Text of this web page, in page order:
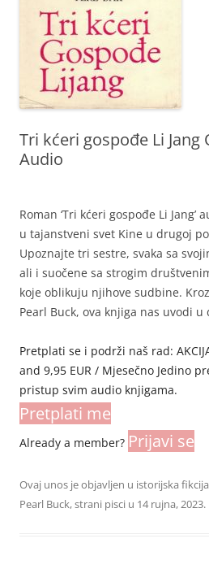
Tri kćeri gospođe Li Jang
Audio
Roman ‘Tri kćeri gospođe Li Jang’
u tajanstveni svet Kine u drugoj
Upoznajte tri sestre, svaka sa
ali i suočene sa strogim
koje oblikuju njihove sudbine.
Pearl Buck, ova knjiga nas uvodi
Pretplati se i podrži naš rad:
and 9,95 EUR / Mjesečno Jedino
pristup svim audio knjigama.
Pretplati me
Already a member? Prijavi se
Ovaj unos je objavljen u istorijska fikcija
Pearl Buck,strani pisci u 14 rujna, 2023.